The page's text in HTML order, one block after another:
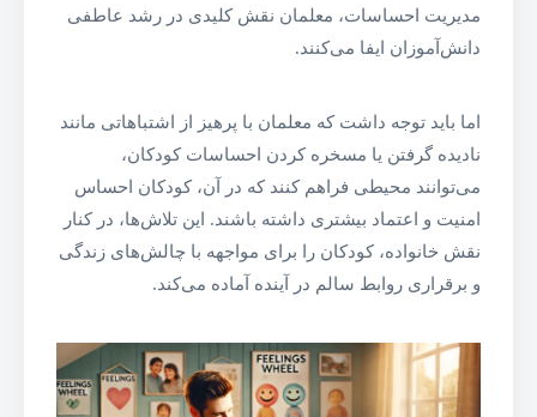
مدیریت احساسات، معلمان نقش کلیدی در رشد عاطفی
دانش‌آموزان ایفا می‌کنند.
اما باید توجه داشت که معلمان با پرهیز از اشتباهاتی مانند
نادیده گرفتن یا مسخره کردن احساسات کودکان،
می‌توانند محیطی فراهم کنند که در آن، کودکان احساس
امنیت و اعتماد بیشتری داشته باشند. این تلاش‌ها، در کنار
نقش خانواده، کودکان را برای مواجهه با چالش‌های زندگی
و برقراری روابط سالم در آینده آماده می‌کند.